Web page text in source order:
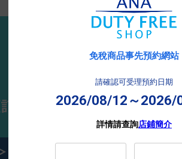
免稅商品事先預約網站
請確認可受理預約日期
2026/08/12～2026/
詳情請查詢店鋪簡介